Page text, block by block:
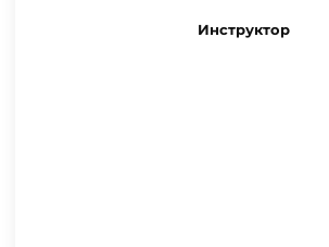
Инструктор